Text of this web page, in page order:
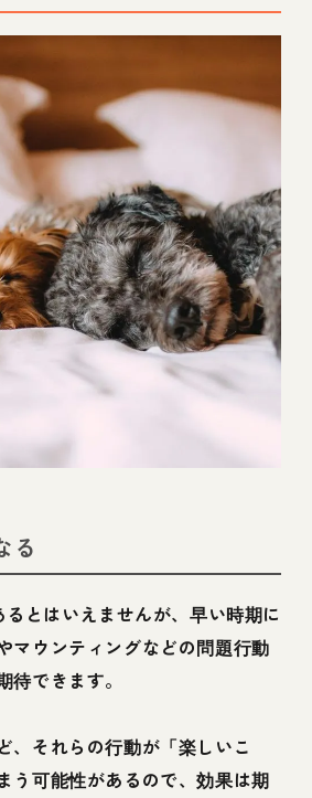
る
とはいえませんが、早い時期に
マウンティングなどの問題行動
待できます。
、それらの行動が「楽しいこ
う可能性があるので、効果は期